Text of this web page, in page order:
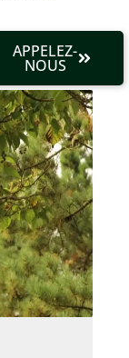
APPELEZ-
NOUS